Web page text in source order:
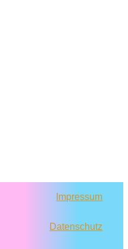
Impressum
Datenschutz